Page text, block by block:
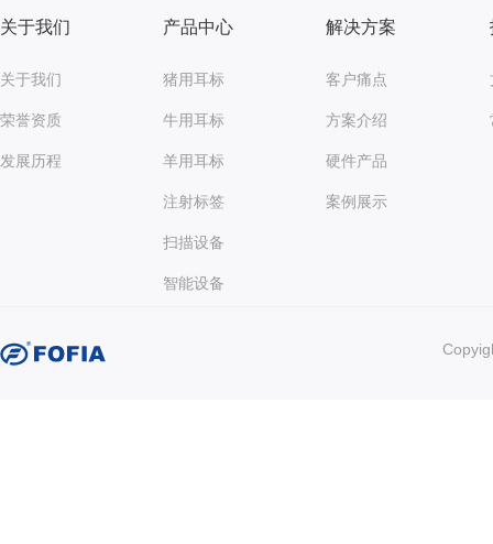
关于我们
关于我们
荣誉资质
发展历程
产品中心
猪用耳标
牛用耳标
羊用耳标
注射标签
扫描设备
智能设备
解决方案
客户痛点
方案介绍
硬件产品
案例展示